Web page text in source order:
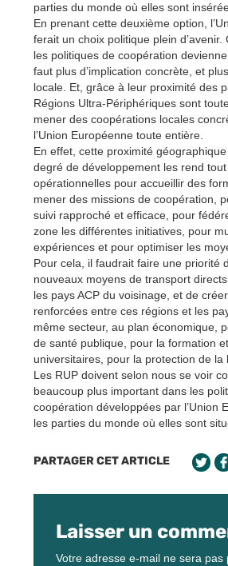
parties du monde où elles sont
En prenant cette deuxième option,
ferait un choix politique plein
les politiques de coopération
faut plus d’implication concrète, et
locale. Et, grâce à leur proximité des
Régions Ultra-Périphériques sont
mener des coopérations locales
l’Union Européenne toute entière.
En effet, cette proximité
degré de développement les rend
opérationnelles pour accueillir des
mener des missions de coopération,
suivi rapproché et efficace, pour
zone les différentes initiatives, pour
expériences et pour optimiser les
Pour cela, il faudrait faire une priorité
nouveaux moyens de transport
les pays ACP du voisinage, et de
renforcées entre ces régions et les
même secteur, au plan économique,
de santé publique, pour la formation
universitaires, pour la protection de
Les RUP doivent selon nous se voir
beaucoup plus important dans les
coopération développées par l’Union
les parties du monde où elles sont
PARTAGER CET ARTICLE
Laisser un
Votre adresse e-mail ne sera pas